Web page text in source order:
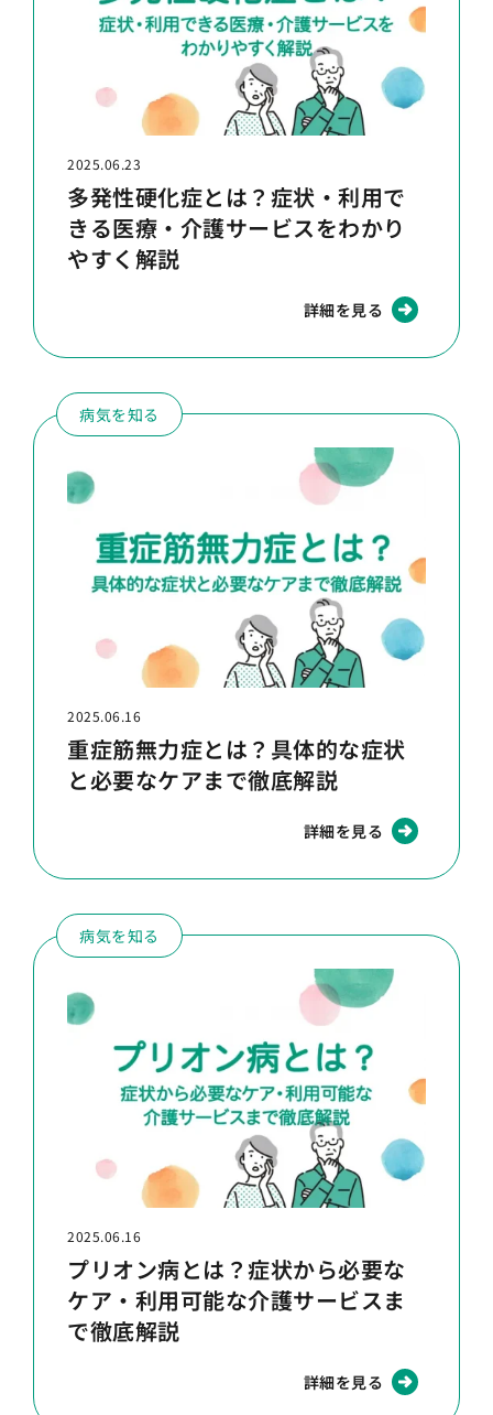
2025.06.23
多発性硬化症とは？症状・利用で
きる医療・介護サービスをわかり
やすく解説
詳細を見る
病気を知る
2025.06.16
重症筋無力症とは？具体的な症状
と必要なケアまで徹底解説
詳細を見る
病気を知る
2025.06.16
プリオン病とは？症状から必要な
ケア・利用可能な介護サービスま
で徹底解説
詳細を見る